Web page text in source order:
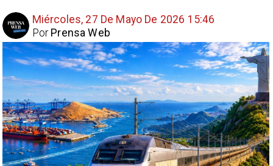
Miércoles, 27 De Mayo De 2026 15:46
Prensa Web
Por